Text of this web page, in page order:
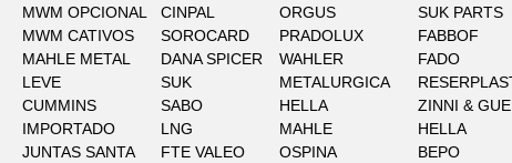
MWM OPCIONAL
MWM CATIVOS
MAHLE METAL
LEVE
CUMMINS
IMPORTADO
JUNTAS SANTA
CINPAL
SOROCARD
DANA SPICER
SUK
SABO
LNG
FTE VALEO
ORGUS
PRADOLUX
WAHLER
METALURGICA
HELLA
MAHLE
OSPINA
SUK PARTS
FABBOF
FADO
ZINNI &
HELLA
BEPO